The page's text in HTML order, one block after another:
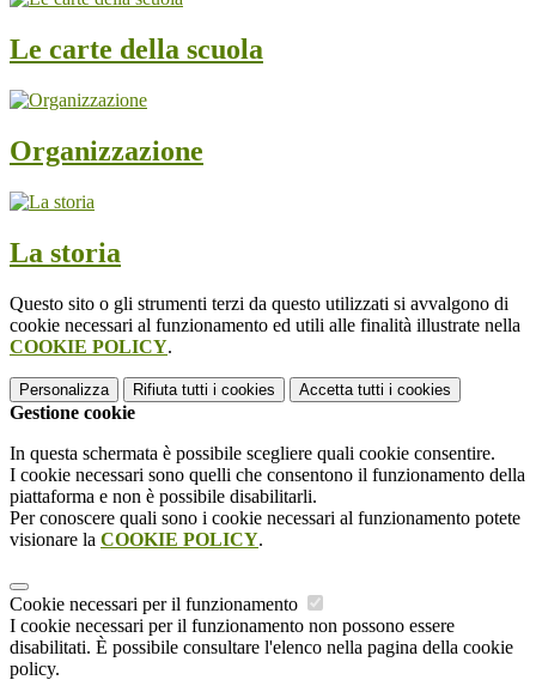
Le carte della scuola
Organizzazione
La storia
Questo sito o gli strumenti terzi da questo utilizzati si avvalgono di
cookie necessari al funzionamento ed utili alle finalità illustrate nella
COOKIE POLICY.
Personalizza Rifiuta tutti i cookies Accetta tutti i cookies
Gestione cookie
In questa schermata è possibile scegliere quali cookie consentire.
I cookie necessari sono quelli che consentono il funzionamento della
piattaforma e non è possibile disabilitarli.
Per conoscere quali sono i cookie necessari al funzionamento potete
visionare la COOKIE POLICY.
Cookie necessari per il funzionamento
I cookie necessari per il funzionamento non possono essere
disabilitati. È possibile consultare l'elenco nella pagina della cookie
policy.